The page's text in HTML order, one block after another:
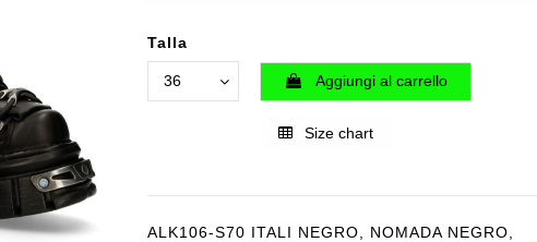
Talla
Aggiungi al carrello
Size chart
ALK106-S70 ITALI NEGRO, NOMADA NEGRO,